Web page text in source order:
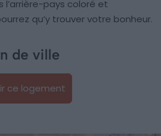
l’arrière-pays coloré et
qu’y trouver votre bonheur.
de ville
ce logement